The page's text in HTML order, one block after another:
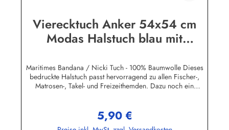
Vierecktuch Anker 54x54 cm
Modas Halstuch blau mit
Maritimes Bandana / Nicki Tuch - 100% Baumwolle Dieses
bedruckte Halstuch passt hervorragend zu allen Fischer-,
Matrosen-, Takel- und Freizeithemden. Dazu noch ein
GmbHHeglitzer Str. 1226409 Wittmundinfo@modas-
bekleidung.de
Regulärer Preis:
5,90 €